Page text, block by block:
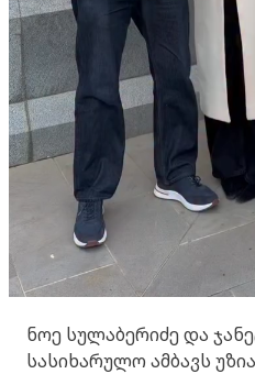
ნოე სულაბერიძე და
სასიხარულო ამბავს